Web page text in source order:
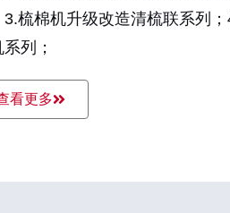
3.梳棉机升级改造清梳联系列
列；
看更多